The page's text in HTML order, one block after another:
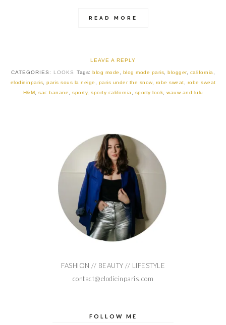
READ MORE
LEAVE A REPLY
CATEGORIES: LOOKS Tags: blog mode blog mode paris blogger, california
elodieinparis
paris sous la neige paris under the snow, robe sweat
robe sweat
H&M
sac banane sporty, sporty california sporty look wauw and lulu
FASHION // BEAUTY // LIFESTYLE
contact@elodieinparis.com
FOLLOW ME